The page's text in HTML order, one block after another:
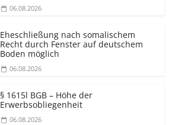
06.08.2026
Eheschließung nach somalischem
Recht durch Fenster auf deutschem
Boden möglich
06.08.2026
§ 1615l BGB – Höhe der
Erwerbsobliegenheit
06.08.2026